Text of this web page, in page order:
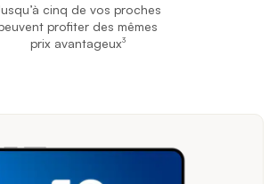
cinq de vos proches
profiter des mêmes
prix avantageux3